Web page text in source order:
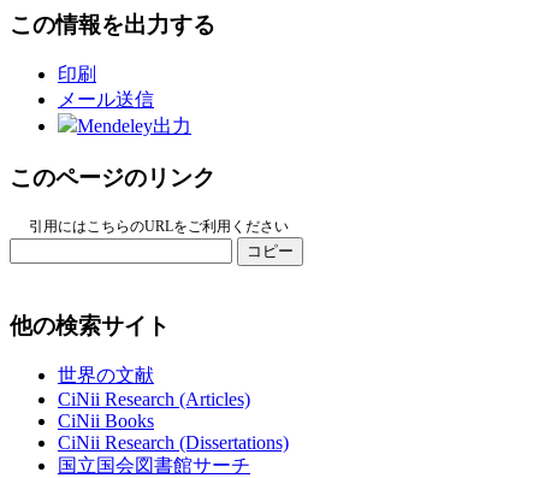
この情報を出力する
印刷
メール送信
Mendeley出力
このページのリンク
引用にはこちらのURLをご利用ください
コピー
他の検索サイト
世界の文献
CiNii Research (Articles)
CiNii Books
CiNii Research (Dissertations)
国立国会図書館サーチ